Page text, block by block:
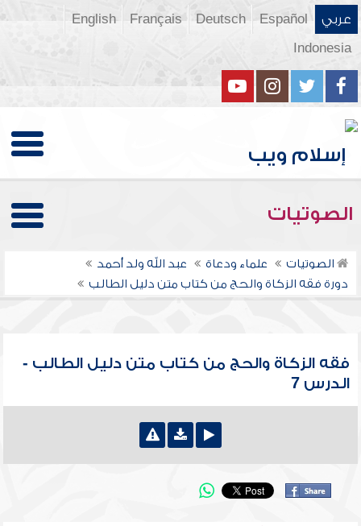
عربي Español
Deutsch
Français
English
Indonesia
الصوتيات
الصوتيات علماء ودعاة
عبد الله ولد أحمد
دورة فقه الزكاة والحج من كتاب متن دليل الطالب
فقه الزكاة والحج من كتاب متن دليل الطالب -
الدرس 7